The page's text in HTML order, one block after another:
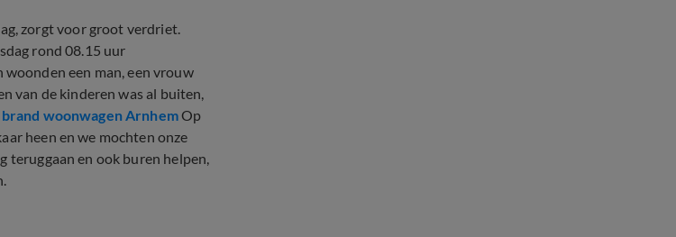
zorgt voor groot verdriet.
rond 08.15 uur
een man, een vrouw
van de kinderen was al buiten,
woonwagen ArnhemOp
heen en we mochten onze
teruggaan en ook buren helpen,